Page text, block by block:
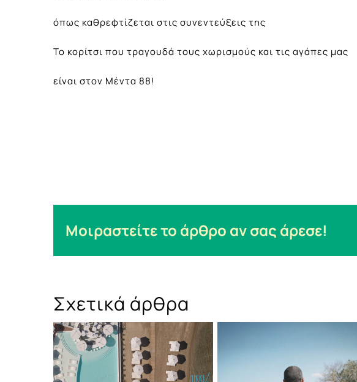
όπως καθρεφτίζεται στις συνεντεύξεις της
Το κορίτσι που τραγουδά τους χωρισμούς και τις αγάπες μας
είναι στον Μέντα 88!
Μοιραστείτε το άρθρο αν σας άρεσε!
Σχετικά άρθρα